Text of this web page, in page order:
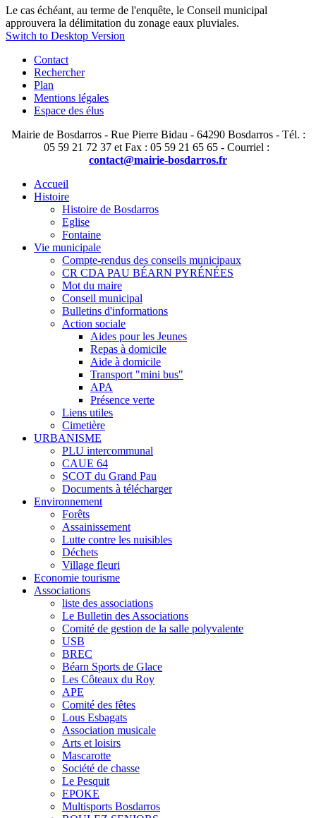
Le cas échéant, au terme de l'enquête, le Conseil municipal
approuvera la délimitation du zonage eaux pluviales.
Switch to Desktop Version
Contact
Rechercher
Plan
Mentions légales
Espace des élus
Mairie de Bosdarros - Rue Pierre Bidau - 64290 Bosdarros - Tél. :
05 59 21 72 37 et Fax : 05 59 21 65 65 - Courriel :
contact@mairie-bosdarros.fr
Accueil
Histoire
Histoire de Bosdarros
Eglise
Fontaine
Vie municipale
Compte-rendus des conseils municipaux
CR CDA PAU BÉARN PYRÉNÉES
Mot du maire
Conseil municipal
Bulletins d'informations
Action sociale
Aides pour les Jeunes
Repas à domicile
Aide à domicile
Transport "mini bus"
APA
Présence verte
Liens utiles
Cimetière
URBANISME
PLU intercommunal
CAUE 64
SCOT du Grand Pau
Documents à télécharger
Environnement
Forêts
Assainissement
Lutte contre les nuisibles
Déchets
Village fleuri
Economie tourisme
Associations
liste des associations
Le Bulletin des Associations
Comité de gestion de la salle polyvalente
USB
BREC
Béarn Sports de Glace
Les Côteaux du Roy
APE
Comité des fêtes
Lous Esbagats
Association musicale
Arts et loisirs
Mascarotte
Société de chasse
Le Pesquit
EPOKE
Multisports Bosdarros